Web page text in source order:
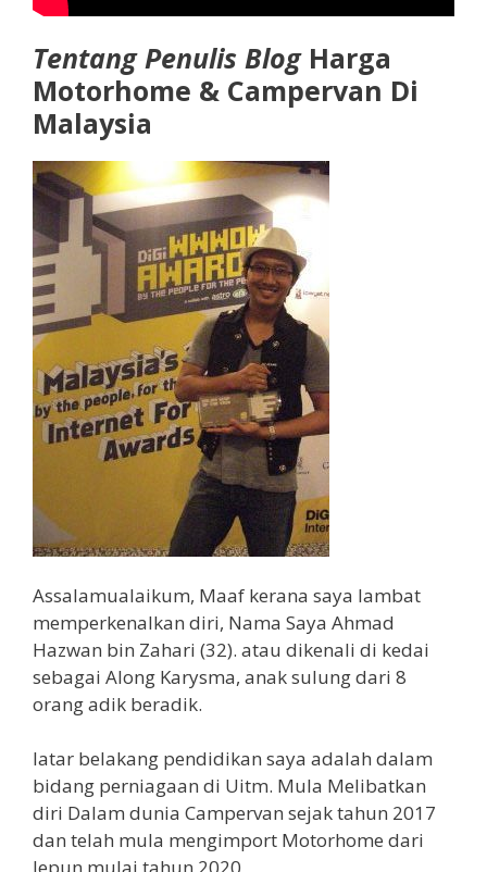
Tentang Penulis Blog Harga
Motorhome & Campervan Di
Malaysia
Assalamualaikum, Maaf kerana saya lambat
memperkenalkan diri, Nama Saya Ahmad
Hazwan bin Zahari (32). atau dikenali di kedai
sebagai Along Karysma, anak sulung dari 8
orang adik beradik.
latar belakang pendidikan saya adalah dalam
bidang perniagaan di Uitm. Mula Melibatkan
diri Dalam dunia Campervan sejak tahun 2017
dan telah mula mengimport Motorhome dari